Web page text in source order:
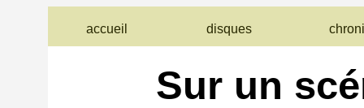
accueil disques
Sur un